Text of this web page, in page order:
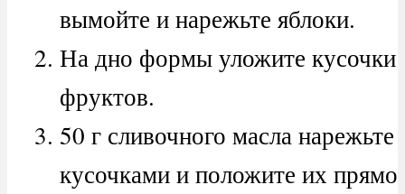
вымойте и нарежьте яблоки.
На дно формы уложите кусочки
фруктов.
50 г сливочного масла нарежьте
кусочками и положите их прямо